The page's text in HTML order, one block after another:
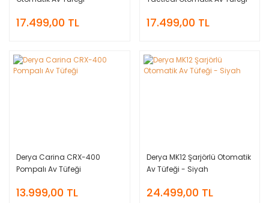
17.499,00 TL 17.499,00 TL
Derya Carina CRX-400
Pompalı Av Tüfeği
13.999,00 TL
Derya MK12 Şarjörlü Otomatik
Av Tüfeği - Siyah
24.499,00 TL